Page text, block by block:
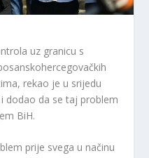
uz granicu s
rekao je u srijedu
i dodao da se taj problem
BiH.
prije svega u načinu